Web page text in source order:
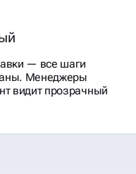
— все шаги
Менеджеры
видит прозрачный